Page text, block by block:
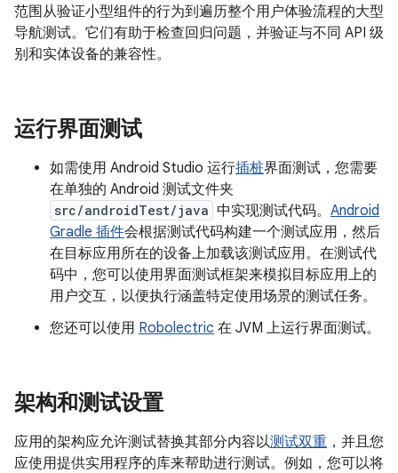
范围从验证小型组件的行为到遍历整个用户体验流程的大型
导航测试。它们有助于检查回归问题，并验证与不同 API 级
别和实体设备的兼容性。
运行界面测试
如需使用 Android Studio 运行插桩界面测试，您需要
在单独的 Android 测试文件夹
src/androidTest/java 中实现测试代码。 Android
Gradle 插件会根据测试代码构建一个测试应用，然后
在目标应用所在的设备上加载该测试应用。在测试代
码中，您可以使用界面测试框架来模拟目标应用上的
用户交互，以便执行涵盖特定使用场景的测试任务。
您还可以使用 Robolectric 在 JVM 上运行界面测试。
架构和测试设置
应用的架构应允许测试替换其部分内容以测试双重 ，并且您
应使用提供实用程序的库来帮助进行测试。例如，您可以将